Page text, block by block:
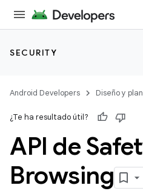
SECURITY
Android Developers Diseño y
¿Te ha resultado útil?
API de
Browsing